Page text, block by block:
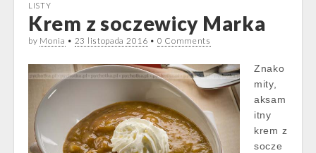
LISTY
Krem z soczewicy Marka
by Monia • 23 listopada 2016 • 0 Comments
Znako
mity,
aksam
itny
krem z
socze